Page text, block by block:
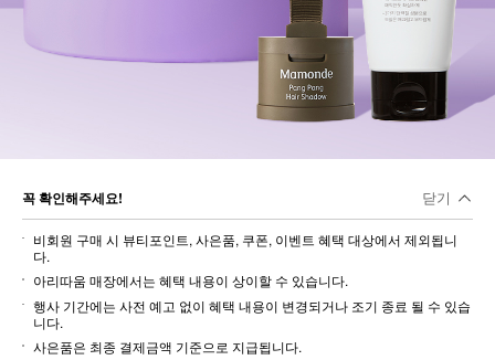
꼭 확인해주세요!
비회원 구매 시 뷰티포인트, 사은품, 쿠폰, 이벤트 혜택 대상에서 제외됩니
다.
아리따움 매장에서는 혜택 내용이 상이할 수 있습니다.
행사 기간에는 사전 예고 없이 혜택 내용이 변경되거나 조기 종료 될 수 있습
니다.
사은품은 최종 결제금액 기준으로 지급됩니다.
닫기